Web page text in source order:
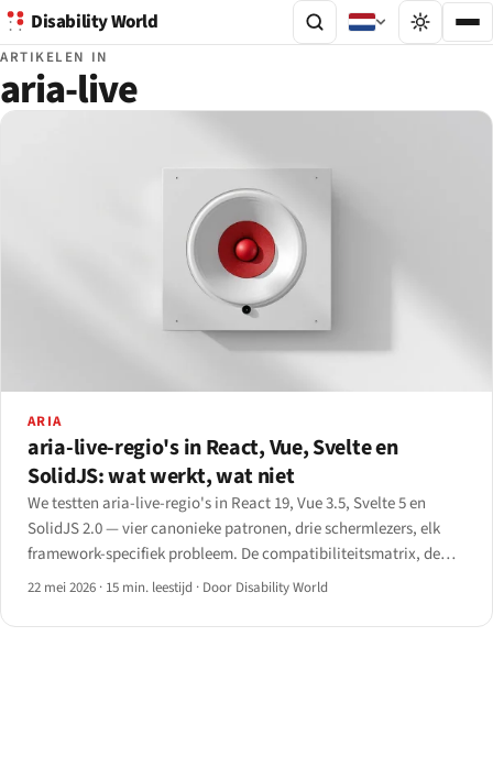
Disability World
ARTIKELEN IN
aria-live
ARIA
aria-live-regio's in React, Vue, Svelte en
SolidJS: wat werkt, wat niet
We testten aria-live-regio's in React 19, Vue 3.5, Svelte 5 en
SolidJS 2.0 — vier canonieke patronen, drie schermlezers, elk
framework-specifiek probleem. De compatibiliteitsmatrix, de
goede en slechte code, en het draaiboek.
22 mei 2026 · 15 min. leestijd · Door Disability World